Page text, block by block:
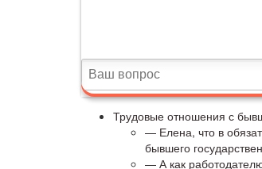
Трудовые отношения с
— Елена, что в
бывшего
— А как